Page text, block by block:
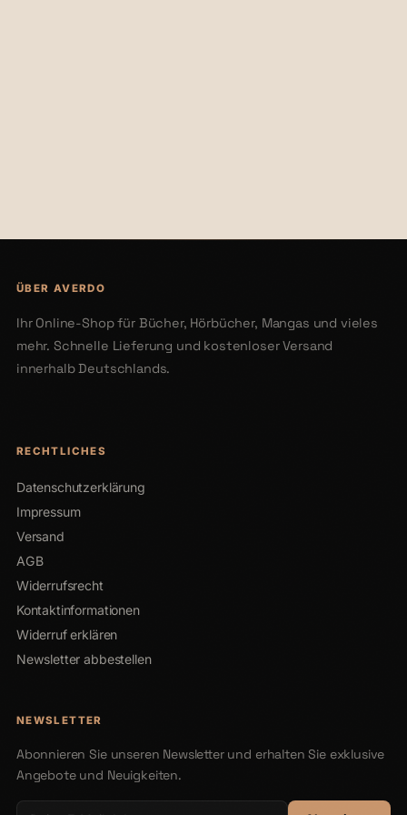
ÜBER AVERDO
Ihr Online-Shop für Bücher, Hörbücher, Mangas und vieles
mehr. Schnelle Lieferung und kostenloser Versand
innerhalb Deutschlands.
RECHTLICHES
Datenschutzerklärung
Impressum
Versand
AGB
Widerrufsrecht
Kontaktinformationen
Widerruf erklären
Newsletter abbestellen
NEWSLETTER
Abonnieren Sie unseren Newsletter und erhalten Sie exklusive
Angebote und Neuigkeiten.